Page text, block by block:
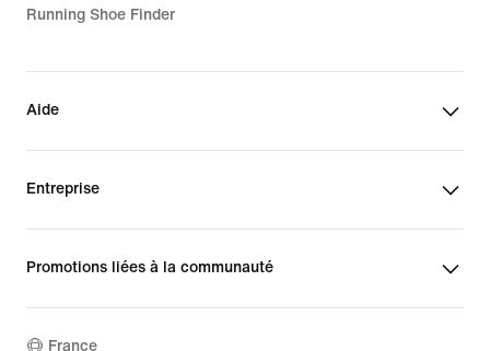
Running Shoe Finder
Aide
Entreprise
Promotions liées à la communauté
France